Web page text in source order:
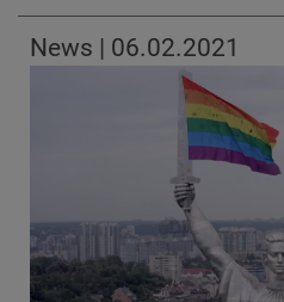
News | 06.02.2021